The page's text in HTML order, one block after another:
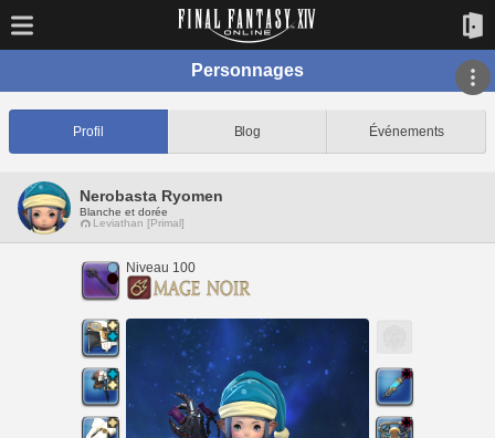
Personnages
Profil Blog Événements
Nerobasta Ryomen
Blanche et dorée
Leviathan [Primal]
Niveau 100